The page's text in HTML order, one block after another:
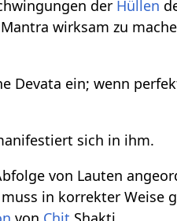
der Hüllen
wirksam zu
Devata ein; wenn
sich in ihm.
von Lauten
in korrekter Weise